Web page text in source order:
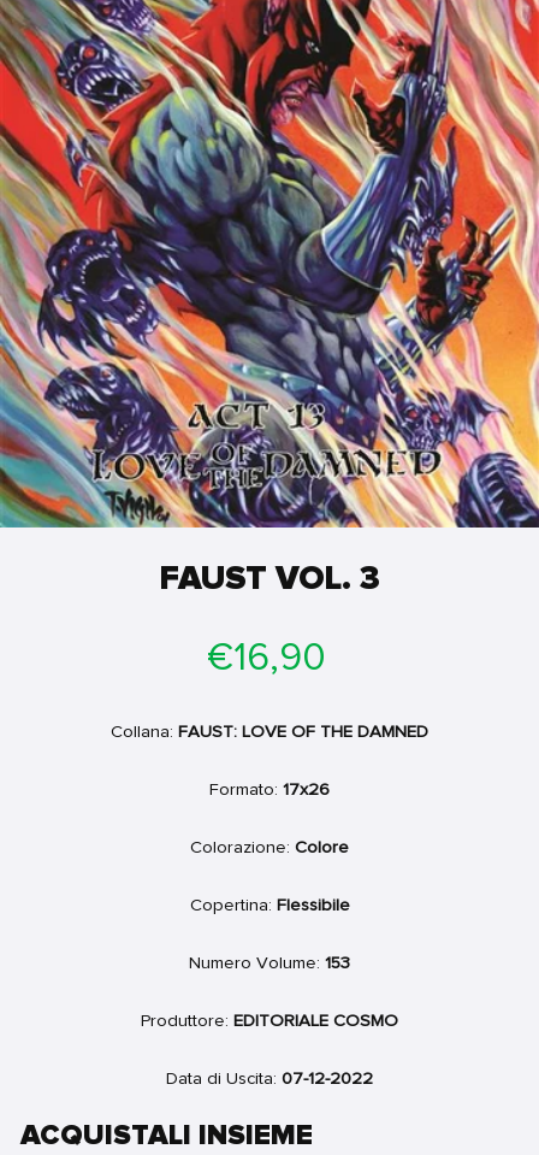
FAUST VOL. 3
di
€16,90
Collana: FAUST: LOVE OF THE DAMNED
Formato: 17x26
Colorazione: Colore
Copertina: Flessibile
Numero Volume: 153
Produttore: EDITORIALE COSMO
Data di Uscita: 07-12-2022
ACQUISTALI INSIEME